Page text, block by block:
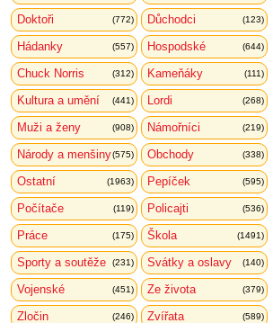
Doktoři (772) Důchodci (123)
Hádanky (557) Hospodské (644)
Chuck Norris (312) Kameňáky (111)
Kultura a umění (441) Lordi (268)
Muži a ženy (908) Námořníci (219)
Národy a menšiny(575) Obchody (338)
Ostatní (1963) Pepíček (595)
Počítače (119) Policajti (536)
Práce (175) Škola (1491)
Sporty a soutěže (231) Svátky a oslavy (140)
Vojenské (451) Ze života (379)
Zločin (246) Zvířata (589)